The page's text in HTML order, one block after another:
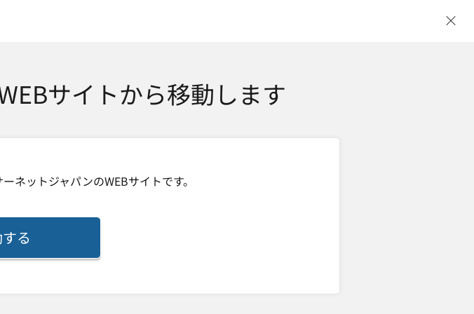
サイトから移動します
ネットジャパンのWEBサイトです。
る